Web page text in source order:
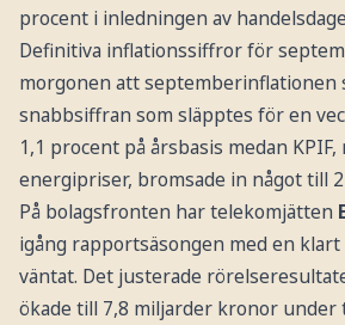
procent i inledningen av
Definitiva inflationssiffror för
morgonen att septemberinflationen
snabbsiffran som släpptes för en
1,1 procent på årsbasis medan
energipriser, bromsade in något till
På bolagsfronten har telekomjätten
igång rapportsäsongen med en
väntat. Det justerade
ökade till 7,8 miljarder kronor under